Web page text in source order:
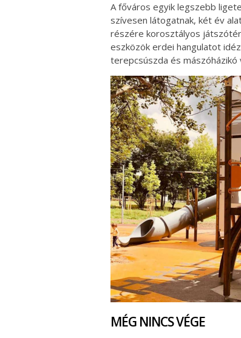
A főváros egyik legszebb
szívesen látogatnak, két év
részére korosztályos
eszközök erdei hangulatot
terepcsúszda és mászóházikó
MÉG NINCS VÉGE